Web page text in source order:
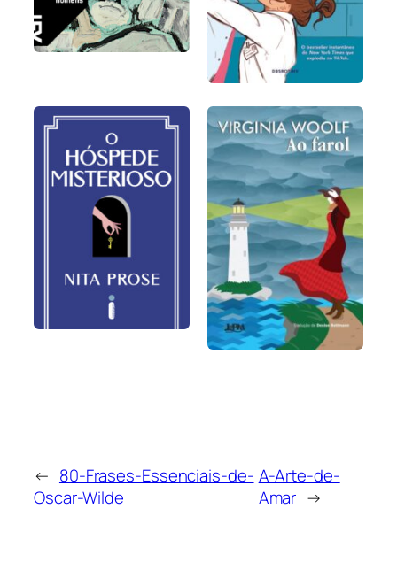
← 80-Frases-Essenciais-de-
Oscar-Wilde
A-Arte-de-
Amar →